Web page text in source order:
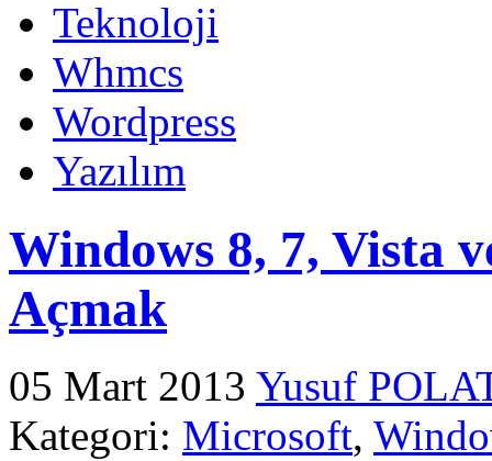
Teknoloji
Whmcs
Wordpress
Yazılım
Windows 8, 7, Vista
Açmak
05 Mart 2013 Yusuf
Kategori: Microsoft,